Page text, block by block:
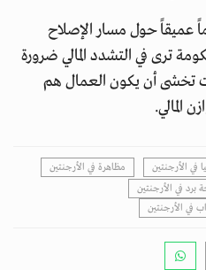
عميقاً حول مسار الإصلاح
ترى في التشدد المالي ضرورة
تخشى أن يكون العمال هم
المالي.
في الأرجنتين
مظاهرة في الأرجنتين
برد في الأرجنتين
في الأرجنتين